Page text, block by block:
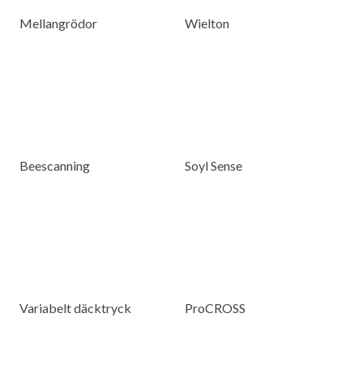
Mellangrödor Wielton
Beescanning Soyl Sense
Variabelt däcktryck ProCROSS